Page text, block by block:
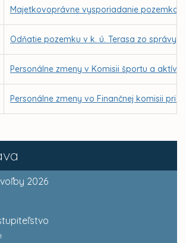
2026
Majetkovoprávne vysporiadanie pozemkov
Odňatie pozemku v k. ú. Terasa zo správy
Personálne zmeny v Komisii športu a
Personálne zmeny vo Finančnej komisii pri